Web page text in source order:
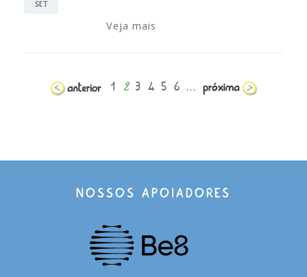
SET
Veja mais
1 2 3 4 5 6 ...
NOSSOS APOIADORES